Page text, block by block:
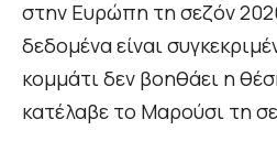
στην Ευρώπη τη σεζόν
δεδομένα είναι
κομμάτι δεν βοηθάει η
κατέλαβε το Μαρούσι τη